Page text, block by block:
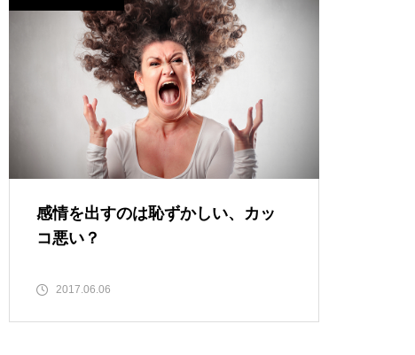
感情を出すのは恥ずかしい、カッ
コ悪い？
2017.06.06